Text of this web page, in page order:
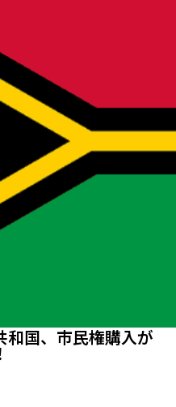
和国、市民権購入が